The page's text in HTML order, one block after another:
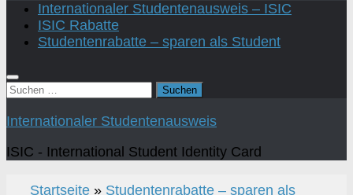
Internationaler Studentenausweis – ISIC
ISIC Rabatte
Studentenrabatte – sparen als Student
Suchen
Internationaler Studentenausweis
ISIC - International Student Identity Card
Startseite » Studentenrabatte – sparen als